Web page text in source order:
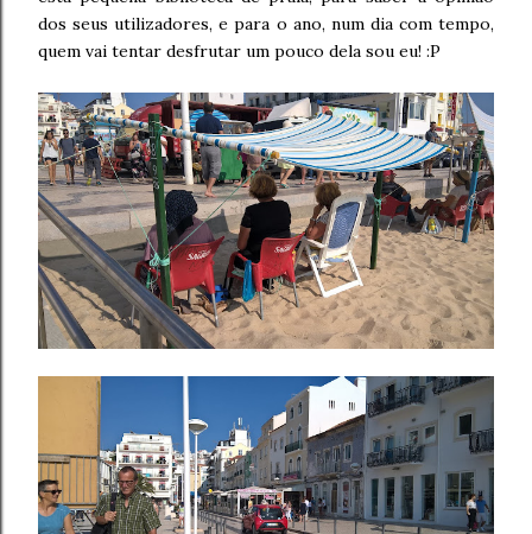
dos seus utilizadores, e para o ano, num dia com tempo,
quem vai tentar desfrutar um pouco dela sou eu! :P